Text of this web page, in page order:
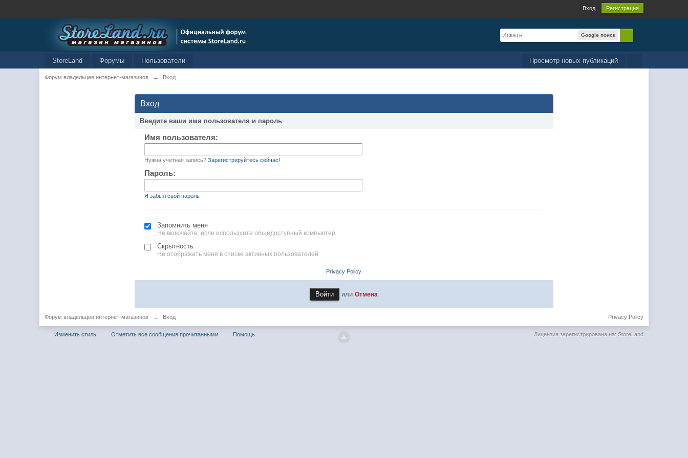
Вход Регистрация
Google поиск
Просмотр новых публикаций
StoreLand Форумы Пользователи
Форум владельцев интернет-магазинов → Вход
Вход
Введите ваши имя пользователя и пароль
Имя пользователя:
Нужна учетная запись? Зарегистрируйтесь сейчас!
Пароль:
Я забыл свой пароль
Запомнить меня
Не включайте, если используете общедоступный компьютер
Скрытность
Не отображать меня в списке активных пользователей
Privacy Policy
илиОтмена
Форум владельцев интернет-магазинов → Вход Privacy Policy
Изменить стиль Отметить все сообщения прочитанными Помощь Лицензия зарегистрирована на: StoreLand